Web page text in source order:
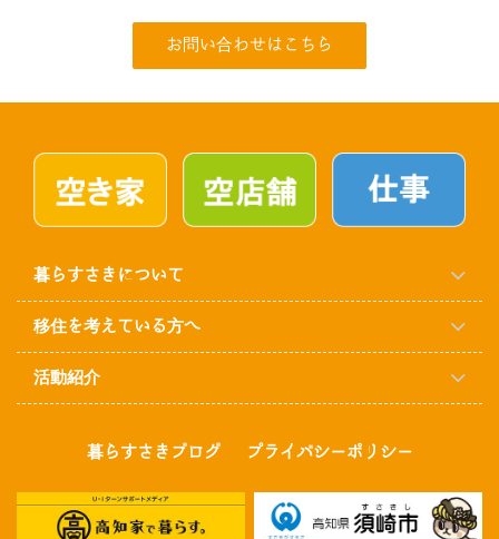
お問い合わせはこちら
暮らすさきについて
移住を考えている方へ
活動紹介
暮らすさきブログ プライバシーポリシー